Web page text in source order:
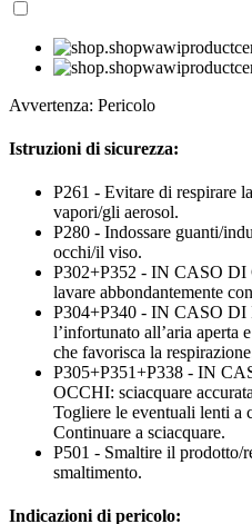
Avvertenza: Pericolo
Istruzioni di sicurezza:
P261 - Evitare di respirare
vapori/gli aerosol.
P280 - Indossare guanti/
occhi/il viso.
P302+P352 - IN CASO
lavare abbondantemente
P304+P340 - IN CASO
l’infortunato all’aria aperta
che favorisca la
P305+P351+P338 - IN
OCCHI: sciacquare
Togliere le eventuali lenti a
Continuare a sciacquare.
P501 - Smaltire il prodotto/
smaltimento.
Indicazioni di pericolo: